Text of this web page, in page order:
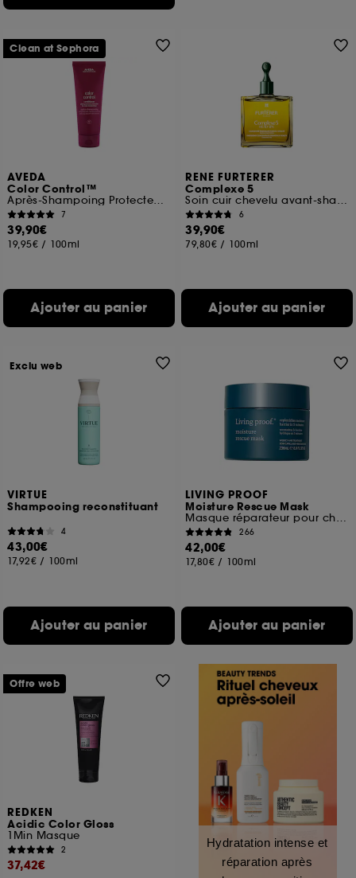
AVEDA
Color Control™
Après-Shampoing Protecteur De Couleur
7
39,90€
19,95€ / 100ml
Ajouter au panier
Clean at Sephora
RENE FURTERER
Complexe 5
Soin cuir chevelu avant-shampoing aux huiles essentielles bio
6
39,90€
79,80€ / 100ml
Ajouter au panier
VIRTUE
Shampooing reconstituant
4
43,00€
17,92€ / 100ml
Ajouter au panier
Exclu web
LIVING PROOF
Moisture Rescue Mask
Masque réparateur pour cheveux abimés
266
42,00€
17,80€ / 100ml
Ajouter au panier
REDKEN
Acidic Color Gloss
1Min Masque
2
37,42€
Offre web
Hydratation intense et
réparation après